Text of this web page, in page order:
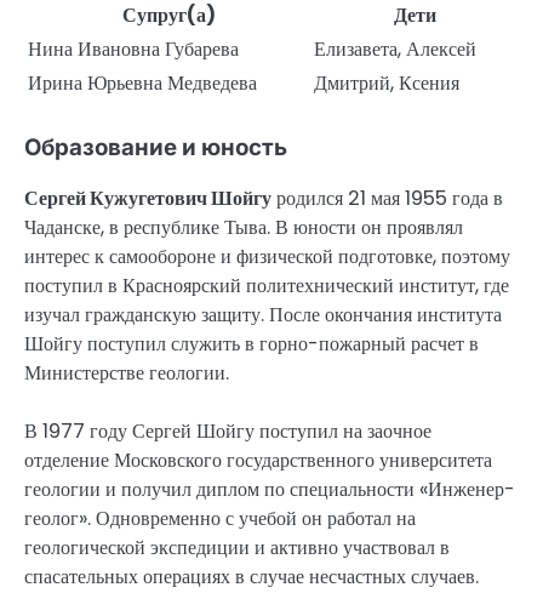
Супруг(а)
Дети
Нина Ивановна Губарева
Елизавета, Алексей
Ирина Юрьевна Медведева
Дмитрий, Ксения
Образование и юность
Сергей Кужугетович Шойгуродился 21 мая 1955 года в
Чаданске, в республике Тыва. В юности он проявлял
интерес к самообороне и физической подготовке, поэтому
поступил в Красноярский политехнический институт, где
изучал гражданскую защиту. После окончания института
Шойгу поступил служить в горно-пожарный расчет в
Министерстве геологии.
В 1977 году Сергей Шойгу поступил на заочное
отделение Московского государственного университета
геологии и получил диплом по специальности «Инженер-
геолог». Одновременно с учебой он работал на
геологической экспедиции и активно участвовал в
спасательных операциях в случае несчастных случаев.